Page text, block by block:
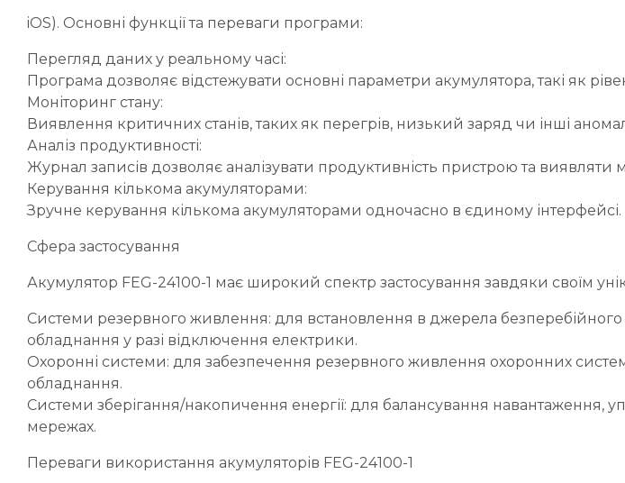
iOS). Основні функції та переваги програми:
Перегляд даних у реальному часі:
Програма дозволяє відстежувати основні параметри акумулятора, такі як
Моніторинг стану:
Виявлення критичних станів, таких як перегрів, низький заряд чи інші
Аналіз продуктивності:
Журнал записів дозволяє аналізувати продуктивність пристрою та
Керування кількома акумуляторами:
Зручне керування кількома акумуляторами одночасно в єдиному інтерфейсі.
Сфера застосування
Акумулятор FEG-24100-1 має широкий спектр застосування завдяки своїм
Системи резервного живлення: для встановлення в джерела
обладнання у разі відключення електрики.
Охоронні системи: для забезпечення резервного живлення охоронних
обладнання.
Системи зберігання/накопичення енергії: для балансування навантаження,
мережах.
Переваги використання акумуляторів FEG-24100-1